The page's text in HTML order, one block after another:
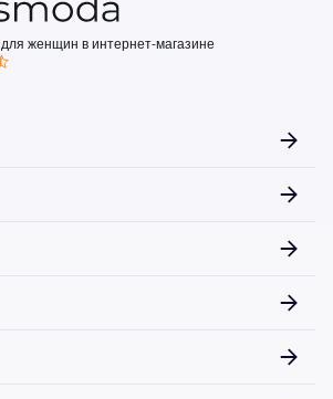
для женщин в интернет-магазине